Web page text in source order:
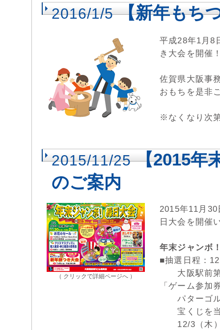
2016/1/5 【新年もち
平成28年1月8
き大会を開催
佐賀県大阪事
おもちを是非
※なくなり次
2015/11/25 【2015年
のご案内
（ クリックで詳細ページへ ）
2015年11月
日大会を開催
年末ジャンボ
■抽選日程：
大阪駅前第1
「ゲーム参加
パターゴル
宝くじを当
12/3（木）